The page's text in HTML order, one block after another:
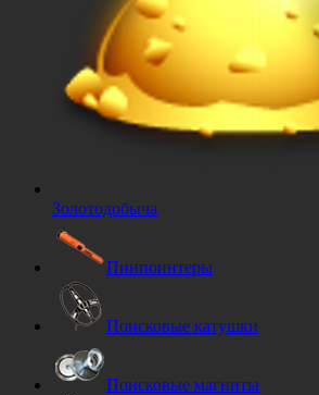
Золотодобыча
Пинпоинтеры
Поисковые катушки
Поисковые магниты